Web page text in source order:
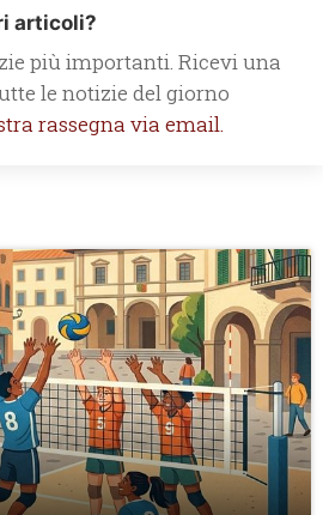
articoli?
più importanti. Ricevi una
le notizie del giorno
rassegna via email.